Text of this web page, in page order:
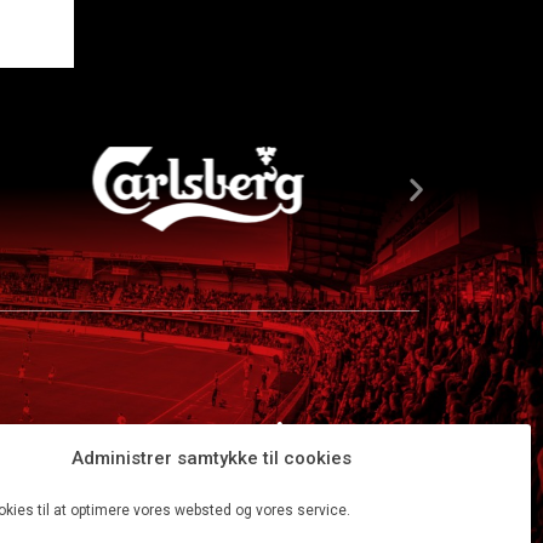
Administrer samtykke til cookies
til at optimere vores websted og vores service.